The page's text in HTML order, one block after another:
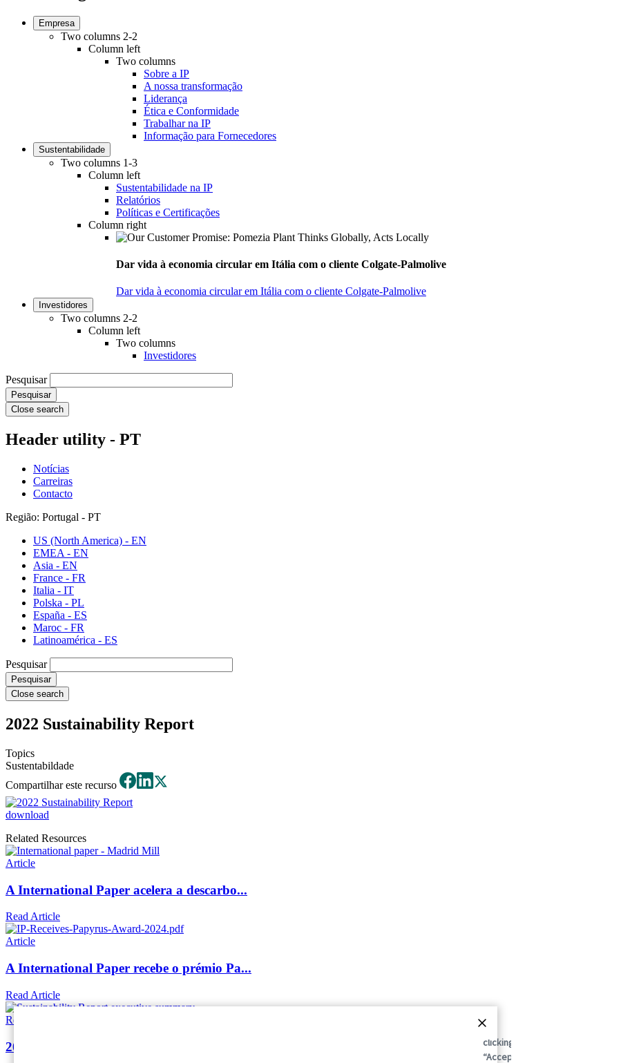
Empresa
Two columns 2-2
Column left
Two columns
Sobre a IP
A nossa transformação
Liderança
Ética e Conformidade
Trabalhar na IP
Informação para Fornecedores
Sustentabilidade
Two columns 1-3
Column left
Sustentabilidade na IP
Relatórios
Políticas e Certificações
Column right
Dar vida à economia circular em Itália com o cliente Colgate-Palmolive
Dar vida à economia circular em Itália com o cliente Colgate-Palmolive
Investidores
Two columns 2-2
Column left
Two columns
Investidores
Pesquisar
Close search
Header utility - PT
Notícias
Carreiras
Contacto
Região: Portugal - PT
US (North America) - EN
EMEA - EN
Asia - EN
France - FR
Italia - IT
Polska - PL
España - ES
Maroc - FR
Latinoamérica - ES
Pesquisar
Close search
2022 Sustainability Report
Topics
Sustentabildade
Compartilhar este recurso
download
Related Resources
Article
A International Paper acelera a descarbo...
Read Article
Article
A International Paper recebe o prémio Pa...
Read Article
Report
2023 Sustainability Report Executive Sum...
By
clicking
“Accept